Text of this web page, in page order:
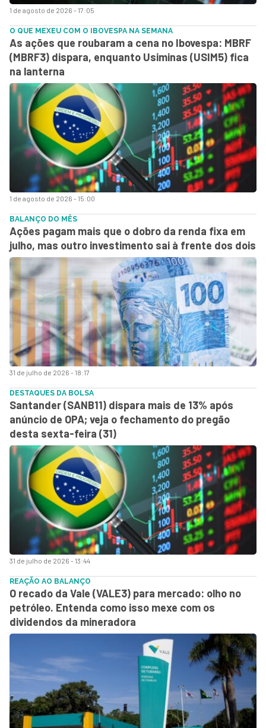
1 de agosto de 2026 - 17:05
1 de agosto de 2026 - 15:00
O QUE MEXEU COM O IBOVESPA NA SEMANA
As ações que roubaram a cena no Ibovespa: MBRF
(MBRF3) dispara, enquanto Usiminas (USIM5) fica
na lanterna
31 de julho de 2026 - 18:17
BALANÇO DO MÊS
Ações pagam mais que o dobro da renda fixa em
julho, mas outro investimento sai à frente dos dois
31 de julho de 2026 - 13:44
DESTAQUES DA BOLSA
Santander (SANB11) dispara mais de 13% após
anúncio de OPA; veja o fechamento do pregão
desta sexta-feira (31)
REAÇÃO AO BALANÇO
O recado da Vale (VALE3) para mercado: olho no
petróleo. Entenda como isso mexe com os
dividendos da mineradora